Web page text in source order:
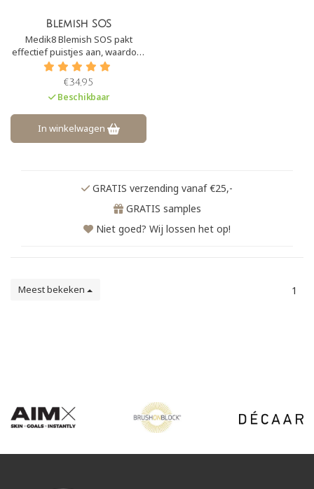
Blemish SOS
Medik8 Blemish SOS pakt
effectief puistjes aan, waardoor
puistjes in slechts 24 uur
zichtbaar worden verminderd.
De formule verwijdert overtollig
talg, vuil en dode huidcellen en
remt de ontsteking.
€34,95
Beschikbaar
In winkelwagen
GRATIS verzending vanaf €25,-
GRATIS samples
Niet goed? Wij lossen het op!
Meest bekeken 1